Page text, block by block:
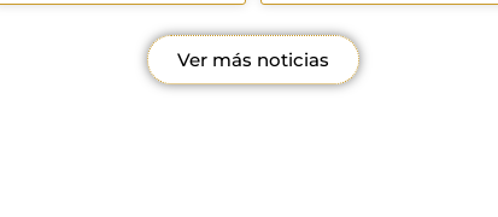
Ver más noticias